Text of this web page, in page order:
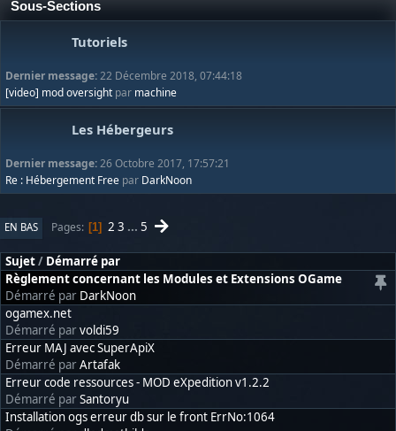
Sous-Sections
Tutoriels
Dernier message:22 Décembre 2018, 07:44:18
[video] mod oversight par machine
Les Hébergeurs
Dernier message:26 Octobre 2017, 17:57:21
Re : Hébergement Free par DarkNoon
EN BAS Pages 1 2 3 ... 5
Sujet/ Démarré par
Règlement concernant les Modules et Extensions OGame
Démarré par DarkNoon
ogamex.net
Démarré parvoldi59
Erreur MAJ avec SuperApiX
Démarré parArtafak
Erreur code ressources - MOD eXpedition v1.2.2
Démarré parSantoryu
Installation ogs erreur db sur le front ErrNo:1064